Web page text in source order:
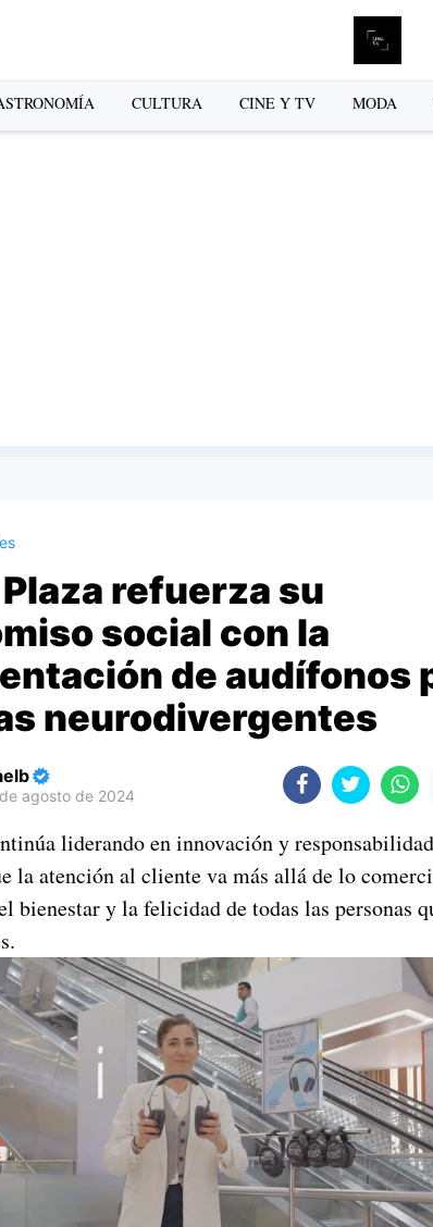
CULTURA CINE Y TV MODA
refuerza su
social con la
de audífonos
neurodivergentes
agosto de 2024
liderando en innovación y
la atención al cliente va más allá de lo
bienestar y la felicidad de todas las personas